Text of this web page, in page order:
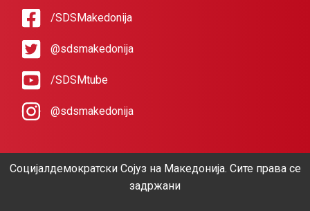
/SDSMakedonija
@sdsmakedonija
/SDSMtube
@sdsmakedonija
Социјалдемократски Сојуз на Македонија. Сите права се
задржани